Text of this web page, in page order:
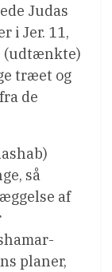
Judas
i Jer. 11,
(udtænkte)
træet og
de
så
af
planer,